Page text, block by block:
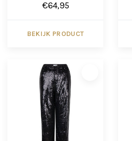
€64,95
BEKIJK PRODUCT